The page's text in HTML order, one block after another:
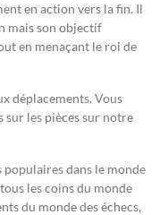
en action vers la fin. Il
mais son objectif
en menaçant le roi de
déplacements. Vous
sur les pièces sur notre
dans le monde
les coins du monde
du monde des échecs,